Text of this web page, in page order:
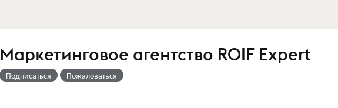
Маркетинговое агентство ROIF Expert
Подписаться Пожаловаться